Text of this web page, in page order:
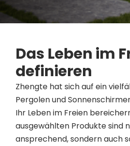
Das Leben im
definieren
Zhengte hat sich auf ein
Pergolen und
Ihr Leben im Freien
ausgewählten Produkte sind
ansprechend, sondern auch